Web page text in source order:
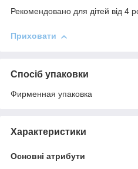
Рекомендовано для дітей від 4
Приховати
Спосіб упаковки
Фирменная упаковка
Характеристики
Основні атрибути